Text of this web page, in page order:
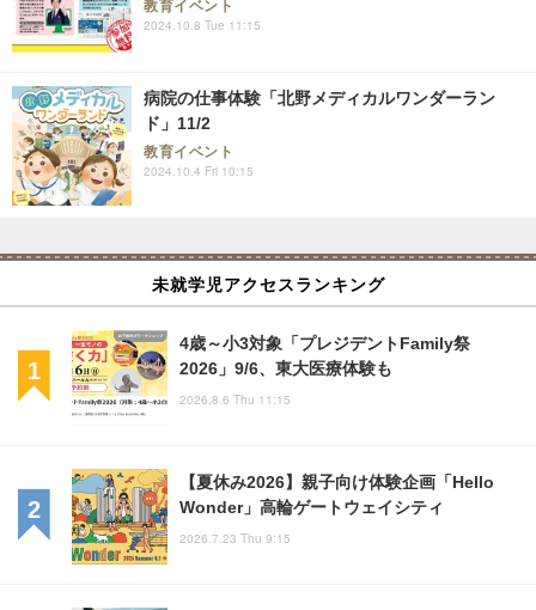
教育イベント
2024.10.8 Tue 11:15
病院の仕事体験「北野メディカルワンダーラン
ド」11/2
教育イベント
2024.10.4 Fri 10:15
未就学児アクセスランキング
4歳～小3対象「プレジデントFamily祭
2026」9/6、東大医療体験も
2026.8.6 Thu 11:15
【夏休み2026】親子向け体験企画「Hello
Wonder」高輪ゲートウェイシティ
2026.7.23 Thu 9:15